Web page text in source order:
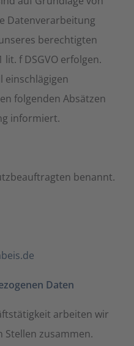
Datenverarbeitung
berechtigten
lit. f DSGVO erfolgen.
einschlägigen
folgenden Absätzen
informiert.
benannt.
Daten
arbeiten wir
zusammen.